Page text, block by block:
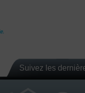
Suivez les